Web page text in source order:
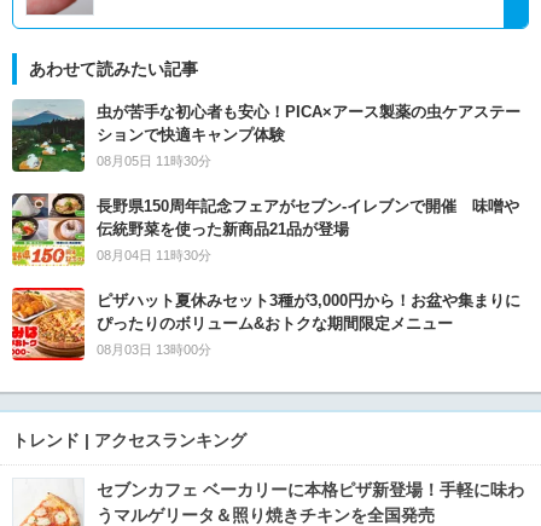
あわせて読みたい記事
虫が苦手な初心者も安心！PICA×アース製薬の虫ケアステー
ションで快適キャンプ体験
08月05日 11時30分
長野県150周年記念フェアがセブン-イレブンで開催 味噌や
伝統野菜を使った新商品21品が登場
08月04日 11時30分
ピザハット夏休みセット3種が3,000円から！お盆や集まりに
ぴったりのボリューム&おトクな期間限定メニュー
08月03日 13時00分
トレンド | アクセスランキング
セブンカフェ ベーカリーに本格ピザ新登場！手軽に味わ
うマルゲリータ＆照り焼きチキンを全国発売